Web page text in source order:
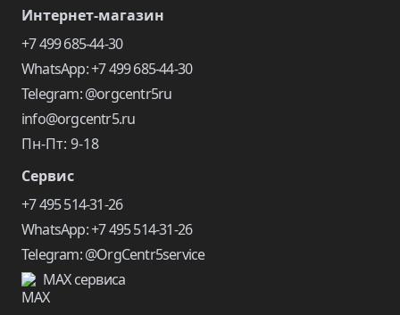
Интернет-магазин
+7 499 685-44-30
WhatsApp: +7 499 685-44-30
Telegram: @orgcentr5ru
info@orgcentr5.ru
Пн-Пт: 9-18
Сервис
+7 495 514-31-26
WhatsApp: +7 495 514-31-26
Telegram: @OrgCentr5service
MAX сервиса